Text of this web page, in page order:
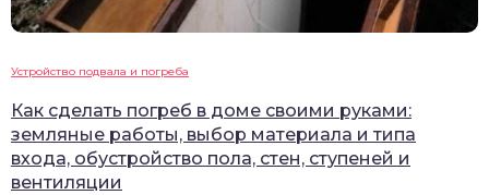
Устройство подвала и погреба
Как сделать погреб в доме своими руками:
земляные работы, выбор материала и типа
входа, обустройство пола, стен, ступеней и
вентиляции